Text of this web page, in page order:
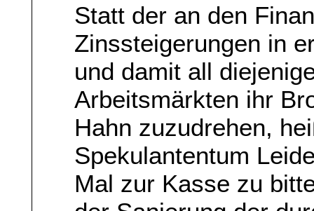
Statt der an den
Zinssteigerungen in
und damit all
Arbeitsmärkten ihr
Hahn zuzudrehen,
Spekulantentum
Mal zur Kasse zu